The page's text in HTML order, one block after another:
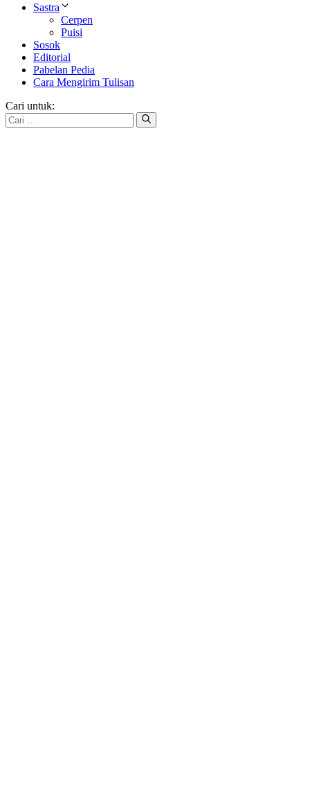
Sastra
Cerpen
Puisi
Sosok
Editorial
Pabelan Pedia
Cara Mengirim Tulisan
Cari untuk: